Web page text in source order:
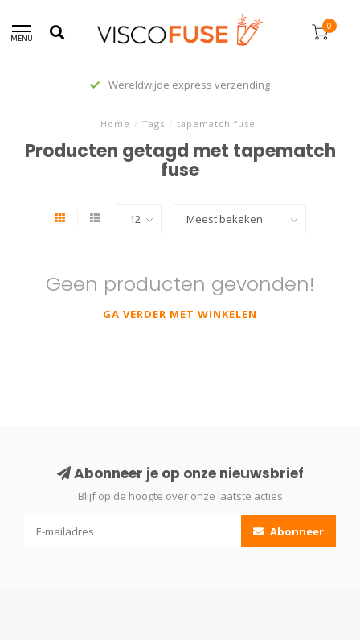
MENU
0
Wereldwijde express verzending
Home / Tags / tapematch fuse
Producten getagd met tapematch
fuse
Geen producten gevonden!
GA VERDER MET WINKELEN
Abonneer je op onze nieuwsbrief
Blijf op de hoogte over onze laatste acties
Abonneer